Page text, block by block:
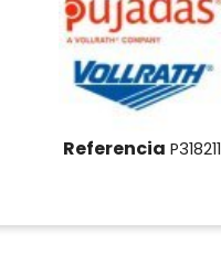
Referencia P318211